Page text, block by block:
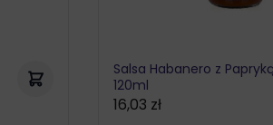
Salsa Habanero z
120ml
16,03 zł